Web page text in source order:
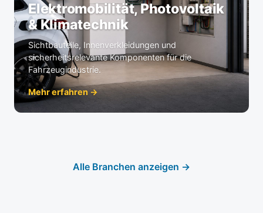
Elektromobilität, Photovoltaik
& Klimatechnik
Sichtbauteile, Innenverkleidungen und
sicherheitsrelevante Komponenten für die
Fahrzeugindustrie.
Mehr erfahren →
Alle Branchen anzeigen →